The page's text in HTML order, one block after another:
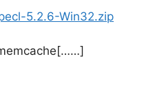
5.2.6-Win32.zip